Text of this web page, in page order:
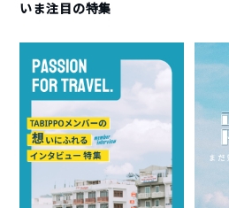
いま注目の特集